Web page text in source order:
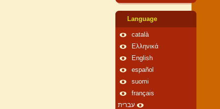
Language
català
Ελληνικά
English
español
suomi
français
עברית